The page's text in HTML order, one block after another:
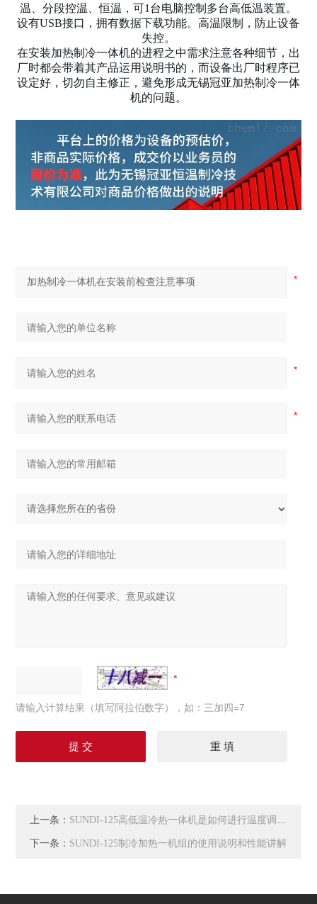
温、分段控温、恒温，可1台电脑控制多台高低温装置。
设有USB接口，拥有数据下载功能。高温限制，防止设备
失控。
在安装加热制冷一体机的进程之中需求注意各种细节，出
厂时都会带着其产品运用说明书的，而设备出厂时程序已
设定好，切勿自主修正，避免形成无锡冠亚加热制冷一体
机的问题。
请输入计算结果（填写阿拉伯数字），如：三加四=7
上一条： SUNDI-125高低温冷热一体机是如何进行温度调节的
下一条： SUNDI-125制冷加热一机组的使用说明和性能讲解